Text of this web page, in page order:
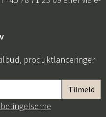
produktlanceringer